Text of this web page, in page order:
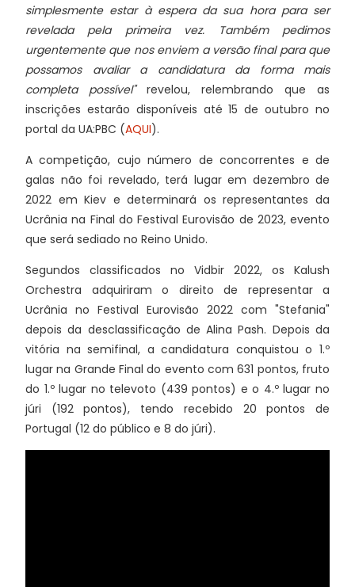
simplesmente estar à espera da sua hora para ser
revelada pela primeira vez. Também pedimos
urgentemente que nos enviem a versão final para que
possamos avaliar a candidatura da forma mais
completa possível"revelou, relembrando que as
inscrições estarão disponíveis até 15 de outubro no
portal da UA:PBC (AQUI).
A competição, cujo número de concorrentes e de
galas não foi revelado, terá lugar em dezembro de
2022 em Kiev e determinará os representantes da
Ucrânia na Final do Festival Eurovisão de 2023, evento
que será sediado no Reino Unido.
Segundos classificados no Vidbir 2022, os Kalush
Orchestra adquiriram o direito de representar a
Ucrânia no Festival Eurovisão 2022 com "Stefania"
depois da desclassificação de Alina Pash. Depois da
vitória na semifinal, a candidatura conquistou o 1.º
lugar na Grande Final do evento com 631 pontos, fruto
do 1.º lugar no televoto (439 pontos) e o 4.º lugar no
júri (192 pontos), tendo recebido 20 pontos de
Portugal (12 do público e 8 do júri).